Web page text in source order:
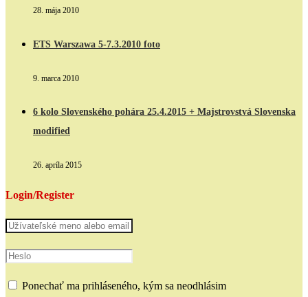
28. mája 2010
ETS Warszawa 5-7.3.2010 foto
9. marca 2010
6 kolo Slovenského pohára 25.4.2015 + Majstrovstvá Slovenska
modified
26. apríla 2015
Login/Register
Ponechať ma prihláseného, kým sa neodhlásim